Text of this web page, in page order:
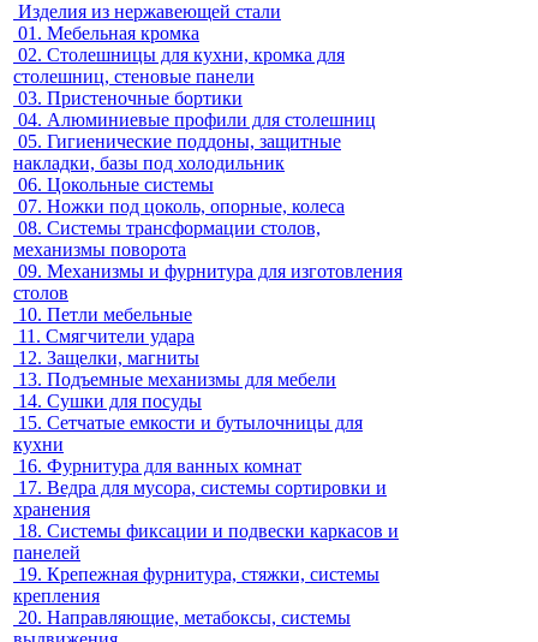
Изделия из нержавеющей стали
01. Мебельная кромка
02. Столешницы для кухни, кромка для
столешниц, стеновые панели
03. Пристеночные бортики
04. Алюминиевые профили для столешниц
05. Гигиенические поддоны, защитные
накладки, базы под холодильник
06. Цокольные системы
07. Ножки под цоколь, опорные, колеса
08. Системы трансформации столов,
механизмы поворота
09. Механизмы и фурнитура для изготовления
столов
10. Петли мебельные
11. Смягчители удара
12. Защелки, магниты
13. Подъемные механизмы для мебели
14. Сушки для посуды
15. Сетчатые емкости и бутылочницы для
кухни
16. Фурнитура для ванных комнат
17. Ведра для мусора, системы сортировки и
хранения
18. Системы фиксации и подвески каркасов и
панелей
19. Крепежная фурнитура, стяжки, системы
крепления
20. Направляющие, метабоксы, системы